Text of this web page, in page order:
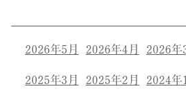
2026年5月 2026年4月 2026年
2025年3月 2025年2月 2024年